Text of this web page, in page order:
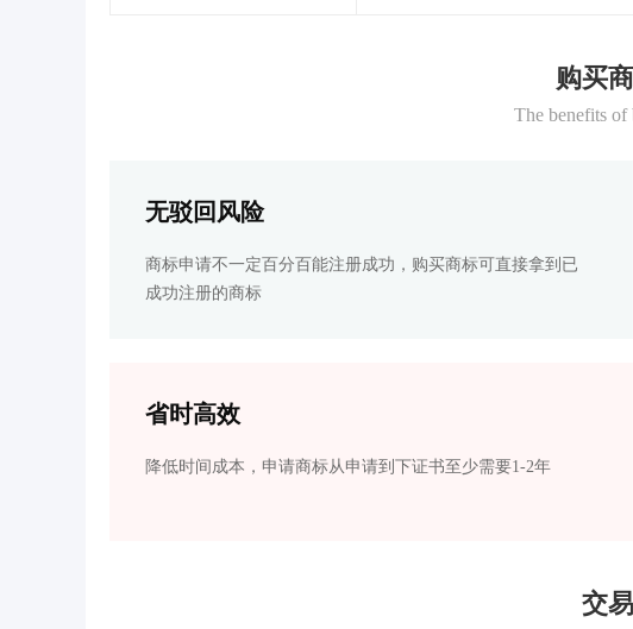
购买
The benefits of
无驳回风险
商标申请不一定百分百能注册成功，购买商标可直接拿到已
成功注册的商标
省时高效
降低时间成本，申请商标从申请到下证书至少需要1-2年
交